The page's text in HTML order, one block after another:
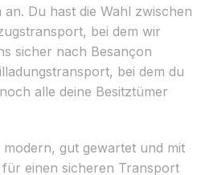
Du hast die Wahl zwischen
bei dem wir
sicher nach Besançon
bei dem du
alle deine Besitztümer
gut gewartet und mit
einen sicheren Transport